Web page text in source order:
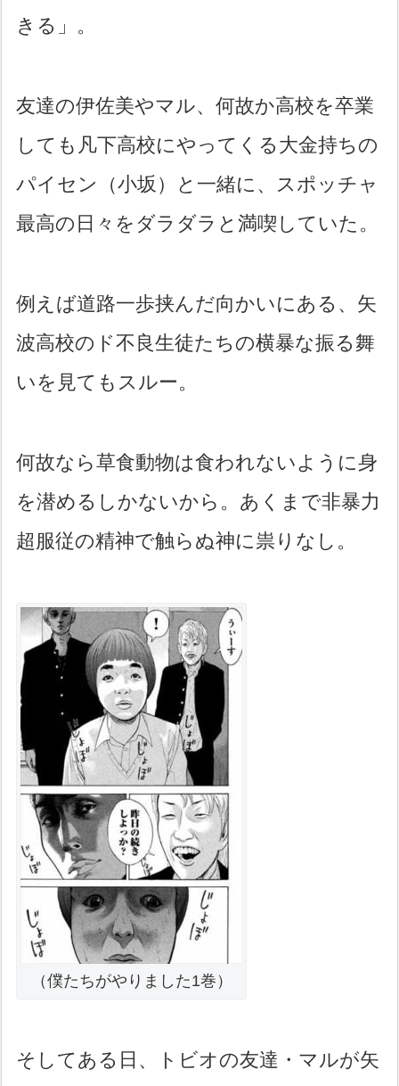
きる」。
友達の伊佐美やマル、何故か高校を卒業
しても凡下高校にやってくる大金持ちの
パイセン（小坂）と一緒に、スポッチャ
最高の日々をダラダラと満喫していた。
例えば道路一歩挟んだ向かいにある、矢
波高校のド不良生徒たちの横暴な振る舞
いを見てもスルー。
何故なら草食動物は食われないように身
を潜めるしかないから。あくまで非暴力
超服従の精神で触らぬ神に祟りなし。
（僕たちがやりました1巻）
そしてある日、トビオの友達・マルが矢